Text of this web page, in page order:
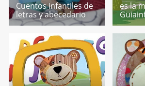
Cuentos infantiles de
letras y abecedario
es la